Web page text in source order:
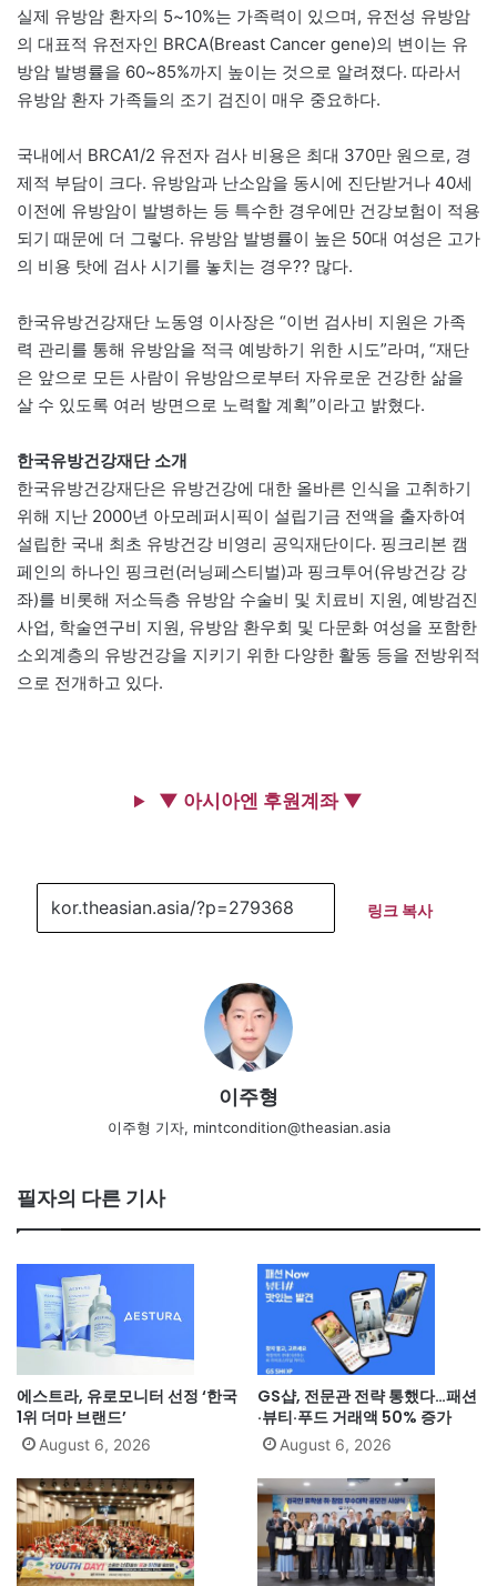
실제 유방암 환자의 5~10%는 가족력이 있으며, 유전성 유방암
의 대표적 유전자인 BRCA(Breast Cancer gene)의 변이는 유
방암 발병률을 60~85%까지 높이는 것으로 알려졌다. 따라서
유방암 환자 가족들의 조기 검진이 매우 중요하다.
국내에서 BRCA1/2 유전자 검사 비용은 최대 370만 원으로, 경
제적 부담이 크다. 유방암과 난소암을 동시에 진단받거나 40세
이전에 유방암이 발병하는 등 특수한 경우에만 건강보험이 적용
되기 때문에 더 그렇다. 유방암 발병률이 높은 50대 여성은 고가
의 비용 탓에 검사 시기를 놓치는 경우?? 많다.
한국유방건강재단 노동영 이사장은 “이번 검사비 지원은 가족
력 관리를 통해 유방암을 적극 예방하기 위한 시도”라며, “재단
은 앞으로 모든 사람이 유방암으로부터 자유로운 건강한 삶을
살 수 있도록 여러 방면으로 노력할 계획”이라고 밝혔다.
한국유방건강재단 소개
한국유방건강재단은 유방건강에 대한 올바른 인식을 고취하기
위해 지난 2000년 아모레퍼시픽이 설립기금 전액을 출자하여
설립한 국내 최초 유방건강 비영리 공익재단이다. 핑크리본 캠
페인의 하나인 핑크런(러닝페스티벌)과 핑크투어(유방건강 강
좌)를 비롯해 저소득층 유방암 수술비 및 치료비 지원, 예방검진
사업, 학술연구비 지원, 유방암 환우회 및 다문화 여성을 포함한
소외계층의 유방건강을 지키기 위한 다양한 활동 등을 전방위적
으로 전개하고 있다.
▼ 아시아엔 후원계좌 ▼
링크 복사
이주형
이주형 기자, mintcondition@theasian.asia
필자의 다른 기사
에스트라, 유로모니터 선정 ‘한국
1위 더마 브랜드’
August 6, 2026
GS샵, 전문관 전략 통했다…패션
·뷰티·푸드 거래액 50% 증가
August 6, 2026